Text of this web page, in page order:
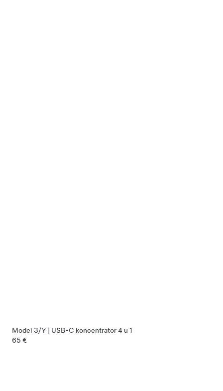
Model 3/Y | USB-C koncentrator 4 u 1
65 €